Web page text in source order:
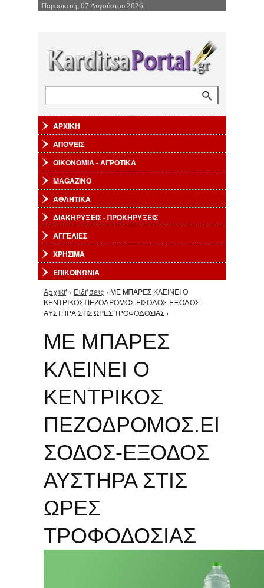
Επιστροφή στην Πλοήγηση
Παρασκευή, 07 Αυγούστου 2026
ΑΡΧΙΚΗ
ΑΠΟΨΕΙΣ
ΟΙΚΟΝΟΜΙΑ - ΑΓΡΟΤΙΚΑ
MAGAZINO
ΑΘΛΗΤΙΚΑ
ΔΙΑΚΗΡΥΞΕΙΣ - ΠΡΟΚΗΡΥΞΕΙΣ
ΑΓΓΕΛΙΕΣ
ΧΡΗΣΙΜΑ
ΕΠΙΚΟΙΝΩΝΙΑ
Είστε εδώ
Αρχική › Ειδήσεις › ΜΕ ΜΠΑΡΕΣ ΚΛΕΙΝΕΙ Ο
ΚΕΝΤΡΙΚΟΣ ΠΕΖΟΔΡΟΜΟΣ.ΕΙΣΟΔΟΣ-ΕΞΟΔΟΣ
ΑΥΣΤΗΡΑ ΣΤΙΣ ΩΡΕΣ ΤΡΟΦΟΔΟΣΙΑΣ ›
ΜΕ ΜΠΑΡΕΣ
ΚΛΕΙΝΕΙ Ο
ΚΕΝΤΡΙΚΟΣ
ΠΕΖΟΔΡΟΜΟΣ.ΕΙ
ΣΟΔΟΣ-ΕΞΟΔΟΣ
ΑΥΣΤΗΡΑ ΣΤΙΣ
ΩΡΕΣ
ΤΡΟΦΟΔΟΣΙΑΣ